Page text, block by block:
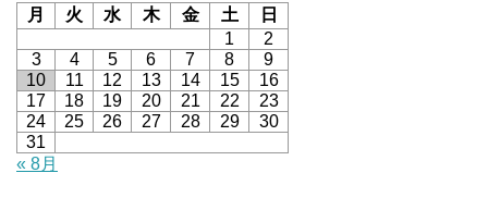
月
火 水 木 金 土
日
1
2
3
4 5 6 7 8
9
10
11 12 13 14 15
16
17
18 19 20 21 22
23
24
25 26 27 28 29
30
31
« 8月